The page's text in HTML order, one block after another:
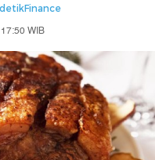
detikFinance
WIB